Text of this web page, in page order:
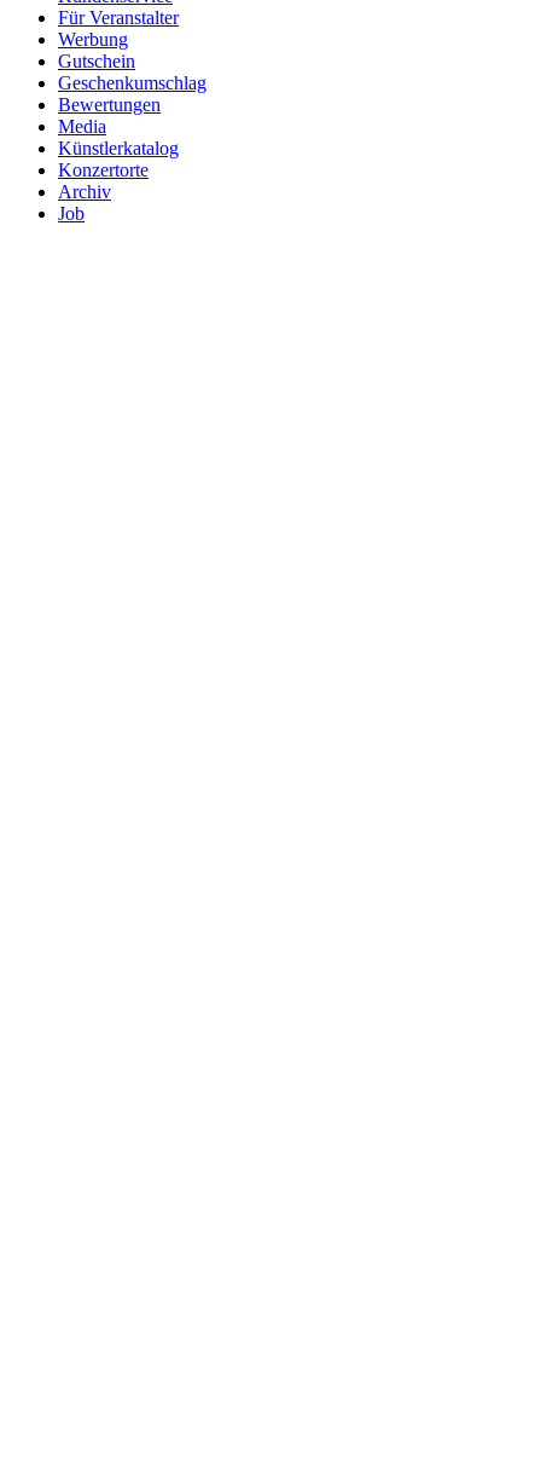
Für Veranstalter
Werbung
Gutschein
Geschenkumschlag
Bewertungen
Media
Künstlerkatalog
Konzertorte
Archiv
Job